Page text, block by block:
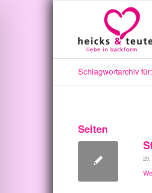
Schlagwortarchiv
Seiten
29.